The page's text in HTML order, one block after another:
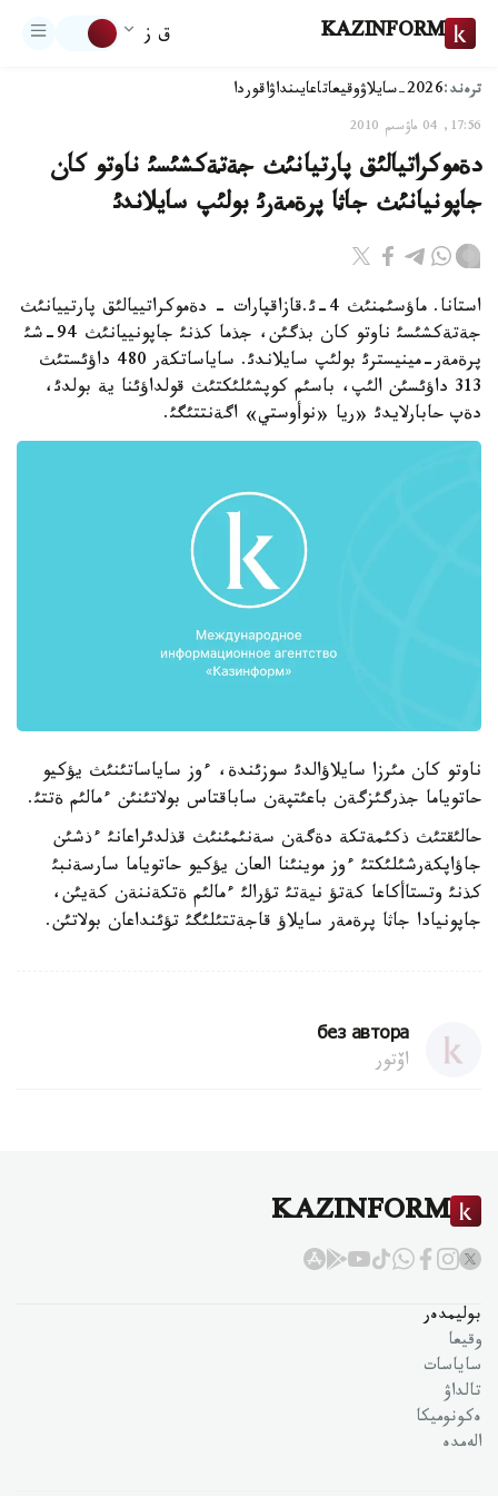
KAZINFORM ق ز
ترەند:2026-سايلاۋ وقيعاتاعايىنداۋاقوردا
17:56, 04 ماۋسىم 2010
دةموكراتيالئق پارتيانئث جةتةكشئسئ ناوتو كان
جاپونيانئث جاثا پرةمةرئ بولئپ سايلاندئ
استانا. ماؤسئمنئث 4-ئ.قازاقپارات - دةموكراتييالئق پارتييانئث
جةتةكشئسئ ناوتو كان بذگئن، جذما كذنئ جاپونييانئث 94-شئ
پرةمةر-مينيسترئ بولئپ سايلاندئ. ساياساتكةر 480 داؤئستئث
313 داؤئسئن الئپ، باسئم كوپشئلئكتئث قولداؤئنا ية بولدئ،
دةپ حابارلايدئ «ريا «نوأوستي» اگةنتتئگئ.
ناوتو كان مئرزا سايلاؤالدئ سوزئندة، ءوز ساياساتئنئث يؤكيو
حاتوياما جذرگئزگةن باعئتپةن ساباقتاس بولاتئنئن ءمالئم ةتتئ.
حالئقتئث ذكئمةتكة دةگةن سةنئمئنئث قذلدئراعانئ ءذشئن
جاؤاپكةرشئلئكتئ ءوز موينئنا العان يؤكيو حاتوياما سارسةنبئ
كذنئ وتستاأكاعا كةتؤ نيةتئ تؤرالئ ءمالئم ةتكةننةن كةيئن،
جاپونيادا جاثا پرةمةر سايلاؤ قاجةتتئلئگئ تؤئنداعان بولاتئن.
без автора
اۆتور
KAZINFORM
بوليمدەر
وقيعا
ساياسات
تالداۋ
ەكونوميكا
الەمدە